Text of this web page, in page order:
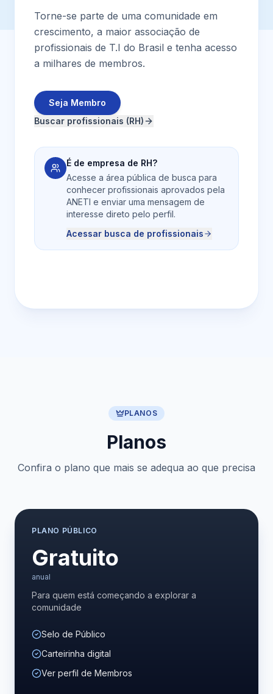
Torne-se parte de uma comunidade em
crescimento, a maior associação de
profissionais de T.I do Brasil e tenha acesso
a milhares de membros.
Seja Membro
Buscar profissionais (RH)
É de empresa de RH?
Acesse a área pública de busca para
conhecer profissionais aprovados pela
ANETI e enviar uma mensagem de
interesse direto pelo perfil.
Acessar busca de profissionais
PLANOS
Planos
Confira o plano que mais se adequa ao que precisa
PLANO PÚBLICO
Gratuito
anual
Para quem está começando a explorar a
comunidade
Selo de Público
Carteirinha digital
Ver perfil de Membros